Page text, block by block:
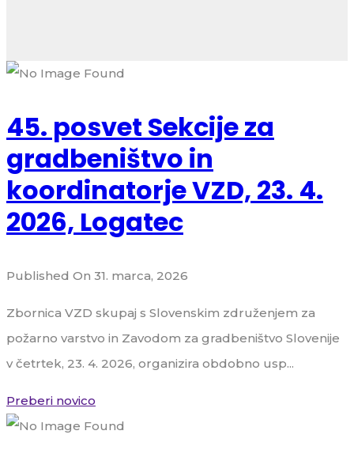
45. posvet Sekcije za
gradbeništvo in
koordinatorje VZD, 23. 4.
2026, Logatec
Published On 31. marca, 2026
Zbornica VZD skupaj s Slovenskim združenjem za
požarno varstvo in Zavodom za gradbeništvo Slovenije
v četrtek, 23. 4. 2026, organizira obdobno usp...
Preberi novico